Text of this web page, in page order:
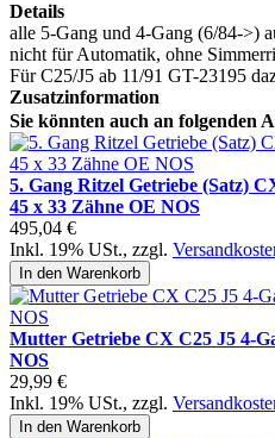
Details
alle 5-Gang und 4-Gang (6/84->)
nicht für Automatik, ohne
Für C25/J5 ab 11/91 GT-23195
Zusatzinformation
Sie könnten auch an folgenden
5. Gang Ritzel Getriebe (Satz)
45 x 33 Zähne OE NOS
495,04 €
Inkl. 19% USt., zzgl.
In den Warenkorb
Mutter Getriebe CX C25 J5 4-
NOS
29,99 €
Inkl. 19% USt., zzgl.
In den Warenkorb